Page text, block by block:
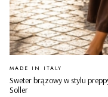
Sweter brązowy w stylu
Soller
PRODUCENT
MADE IN ITALY